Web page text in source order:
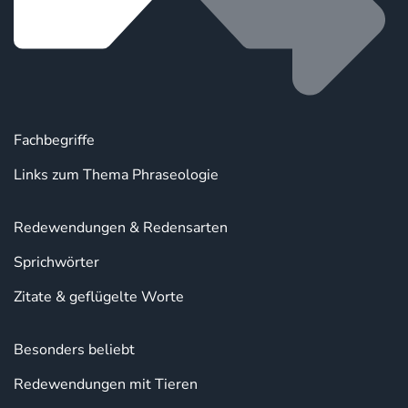
Fachbegriffe
Links zum Thema Phraseologie
Redewendungen & Redensarten
Sprichwörter
Zitate & geflügelte Worte
Besonders beliebt
Redewendungen mit Tieren